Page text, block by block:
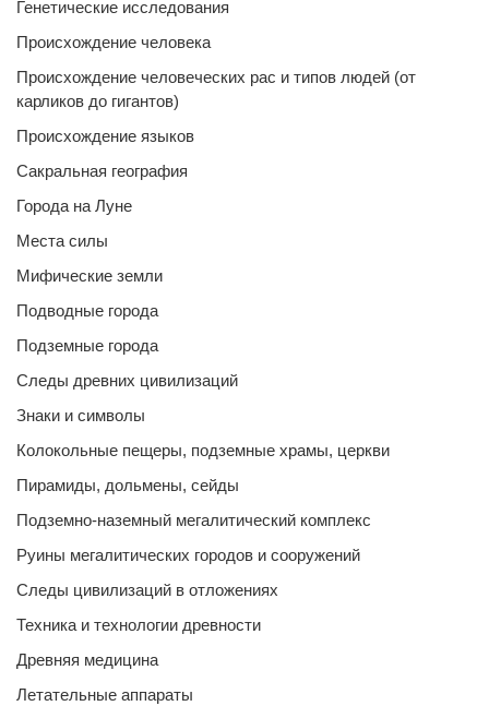
Генетические исследования
Происхождение человека
Происхождение человеческих рас и типов людей (от
карликов до гигантов)
Происхождение языков
Сакральная география
Города на Луне
Места силы
Мифические земли
Подводные города
Подземные города
Следы древних цивилизаций
Знаки и символы
Колокольные пещеры, подземные храмы, церкви
Пирамиды, дольмены, сейды
Подземно-наземный мегалитический комплекс
Руины мегалитических городов и сооружений
Следы цивилизаций в отложениях
Техника и технологии древности
Древняя медицина
Летательные аппараты